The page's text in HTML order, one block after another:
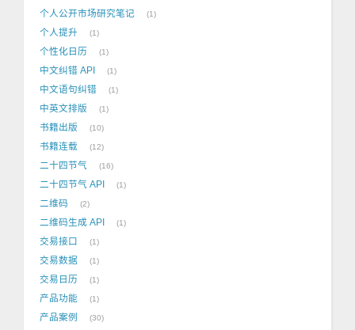
个人公开市场研究笔记 1
个人提升 1
个性化日历 1
中文纠错 API 1
中文语句纠错 1
中英文排版 1
书籍出版 10
书籍连载 12
二十四节气 16
二十四节气 API 1
二维码 2
二维码生成 API 1
交易接口 1
交易数据 1
交易日历 1
产品功能 1
产品案例 30